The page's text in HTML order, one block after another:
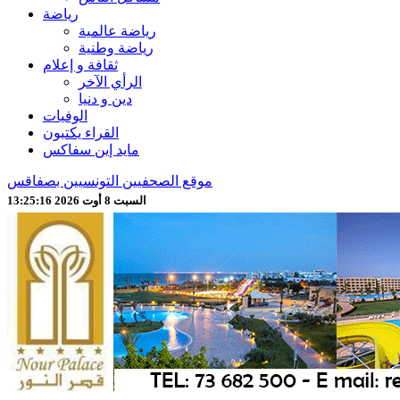
رياضة
رياضة عالمية
رياضة وطنية
ثقافة و إعلام
الرأي الآخر
دين و دنيا
الوفيات
القراء يكتبون
مايد إين سفاكس
موقع الصحفيين التونسيين بصفاقس
السبت 8 أوت 2026 13:25:18